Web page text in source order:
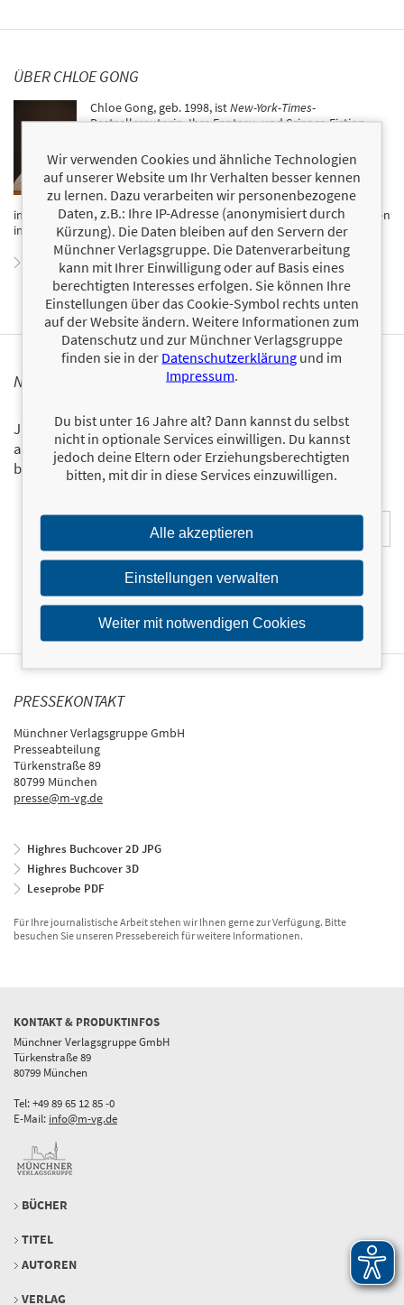
ÜBER CHLOE GONG
Chloe Gong, geb. 1998, istNew-York-Times-
Bestsellerautorin. Ihre Fantasy- und Science-Fiction-
stand sie auf der Top-30-Liste von Forbes für
herausragende junge Unternehmer*innen und
Künstler*innen. An der University of Pennsylvania
absolvierte sie ein Doppelstudium in Englisch und
internationalen Beziehungen. Geboren in Shanghai und aufgewachsen
in Auckland, Neuseeland, lebt Chloe heute in New York City.
Zum Profil von Chloe Gong
NEWSLETTER
Ja, ich will mit dem kostenlosen LAGO-Newsletter über die
aktuellen Neuerscheinungen und Aktionen informiert
bleiben.
PRESSEKONTAKT
Münchner Verlagsgruppe GmbH
Presseabteilung
Türkenstraße 89
80799 München
presse@m-vg.de
Highres Buchcover 2D JPG
Highres Buchcover 3D
Leseprobe PDF
Für Ihre journalistische Arbeit stehen wir Ihnen gerne zur Verfügung. Bitte
besuchen Sie unseren Pressebereich für weitere Informationen.
KONTAKT & PRODUKTINFOS
Münchner Verlagsgruppe GmbH
Türkenstraße 89
80799 München
Tel: +49 89 65 12 85 -0
E-Mail: info@m-vg.de
BÜCHER
TITEL
AUTOREN
VERLAG
Wir verwenden Cookies und ähnliche Technologien
auf unserer Website um Ihr Verhalten besser kennen
zu lernen. Dazu verarbeiten wir personenbezogene
Daten, z.B.: Ihre IP-Adresse (anonymisiert durch
Kürzung). Die Daten bleiben auf den Servern der
Münchner Verlagsgruppe. Die Datenverarbeitung
kann mit Ihrer Einwilligung oder auf Basis eines
berechtigten Interesses erfolgen. Sie können Ihre
Einstellungen über das Cookie-Symbol rechts unten
auf der Website ändern. Weitere Informationen zum
Datenschutz und zur Münchner Verlagsgruppe
finden sie in der Datenschutzerklärung und im
Impressum.
Du bist unter 16 Jahre alt? Dann kannst du selbst
nicht in optionale Services einwilligen. Du kannst
jedoch deine Eltern oder Erziehungsberechtigten
bitten, mit dir in diese Services einzuwilligen.
Alle akzeptieren
Einstellungen verwalten
Weiter mit notwendigen Cookies